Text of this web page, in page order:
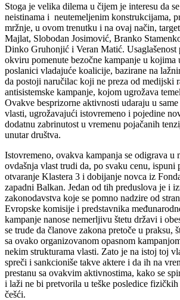
Stoga je velika dilema u čijem je interesu da
neistinama i neutemeljenim konstrukcijama,
mržnje, u ovom trenutku i na ovaj način,
Majlat, Slobodan Josimović, Branko
Dinko Gruhonjić i Veran Matić. Usaglašenost
okviru pomenute bezočne kampanje u kojima
poslanici vladajuće koalicije, bazirane na
da postoji naručilac koji ne preza od medijski
antisistemske kampanje, kojom ugrožava
Ovakve besprizorne aktivnosti udaraju u
vlasti, ugrožavajući istovremeno i pojedine
dodatnu zabrinutost u vremenu pojačanih
unutar društva.
Istovremeno, ovakva kampanja se odigrava u
ovdašnja vlast trudi da, po svaku cenu, ispuni
otvaranje Klastera 3 i dobijanje novca iz
zapadni Balkan. Jedan od tih preduslova je i
zakonodavstva koje se pomno nadzire od
Evropske komisije i predstavnika
kampanje nanose nemerljivu štetu državi i
se trude da članove zakona pretoče u praksu,
sa ovako organizovanom opasnom
nekim strukturama vlasti. Zato je na istoj toj
spreči i sankcioniše takve aktere i da ih na
prestanu sa ovakvim aktivnostima, kako se
i laži ne bi pretvorila u teške posledice fizičkih
češći.